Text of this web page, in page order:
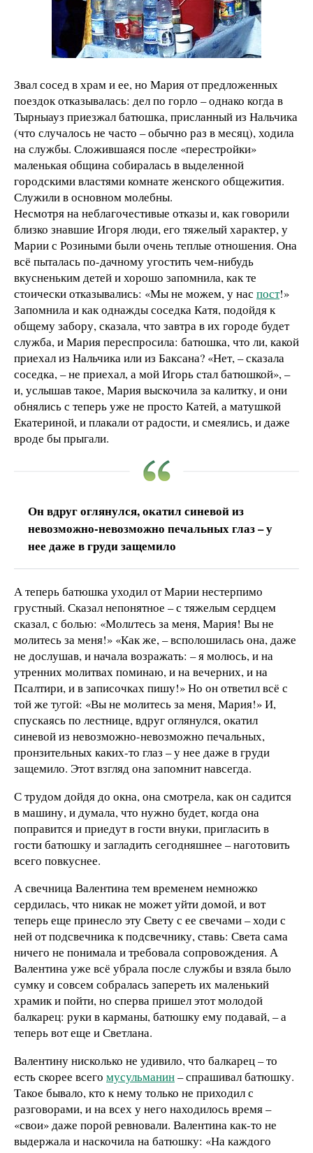
Звал сосед в храм и ее, но Мария от предложенных
поездок отказывалась: дел по горло – однако когда в
Тырныауз приезжал батюшка, присланный из Нальчика
(что случалось не часто – обычно раз в месяц), ходила
на службы. Сложившаяся после «перестройки»
маленькая община собиралась в выделенной
городскими властями комнате женского общежития.
Служили в основном молебны.
Несмотря на неблагочестивые отказы и, как говорили
близко знавшие Игоря люди, его тяжелый характер, у
Марии с Розиными были очень теплые отношения. Она
всё пыталась по-дачному угостить чем-нибудь
вкусненьким детей и хорошо запомнила, как те
стоически отказывались: «Мы не можем, у нас пост!»
Запомнила и как однажды соседка Катя, подойдя к
общему забору, сказала, что завтра в их городе будет
служба, и Мария переспросила: батюшка, что ли, какой
приехал из Нальчика или из Баксана? «Нет, – сказала
соседка, – не приехал, а мой Игорь стал батюшкой», –
и, услышав такое, Мария выскочила за калитку, и они
обнялись с теперь уже не просто Катей, а матушкой
Екатериной, и плакали от радости, и смеялись, и даже
вроде бы прыгали.
Он вдруг оглянулся, окатил синевой из
невозможно-невозможно печальных глаз – у
нее даже в груди защемило
А теперь батюшка уходил от Марии нестерпимо
грустный. Сказал непонятное – с тяжелым сердцем
сказал, с болью: «Молитесь за меня, Мария! Вы не
молитесь за меня!» «Как же, – всполошилась она, даже
не дослушав, и начала возражать: – я молюсь, и на
утренних молитвах поминаю, и на вечерних, и на
Псалтири, и в записочках пишу!» Но он ответил всё с
той же тугой: «Вы не молитесь за меня, Мария!» И,
спускаясь по лестнице, вдруг оглянулся, окатил
синевой из невозможно-невозможно печальных,
пронзительных каких-то глаз – у нее даже в груди
защемило. Этот взгляд она запомнит навсегда.
С трудом дойдя до окна, она смотрела, как он садится
в машину, и думала, что нужно будет, когда она
поправится и приедут в гости внуки, пригласить в
гости батюшку и загладить сегодняшнее – наготовить
всего повкуснее.
А свечница Валентина тем временем немножко
сердилась, что никак не может уйти домой, и вот
теперь еще принесло эту Свету с ее свечами – ходи с
ней от подсвечника к подсвечнику, ставь: Света сама
ничего не понимала и требовала сопровождения. А
Валентина уже всё убрала после службы и взяла было
сумку и совсем собралась запереть их маленький
храмик и пойти, но сперва пришел этот молодой
балкарец: руки в карманы, батюшку ему подавай, – а
теперь вот еще и Светлана.
Валентину нисколько не удивило, что балкарец – то
есть скорее всего мусульманин– спрашивал батюшку.
Такое бывало, кто к нему только не приходил с
разговорами, и на всех у него находилось время –
«свои» даже порой ревновали. Валентина как-то не
выдержала и наскочила на батюшку: «На каждого